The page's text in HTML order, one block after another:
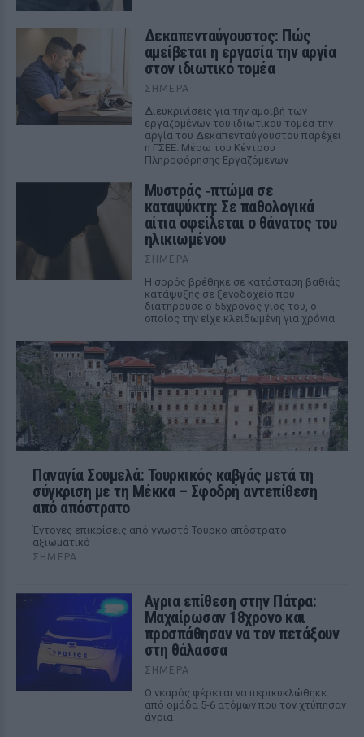
Δεκαπενταύγουστος: Πώς
αμείβεται η εργασία την αργία
στον ιδιωτικό τομέα
ΣΉΜΕΡΑ
Διευκρινίσεις για την αμοιβή των
εργαζομένων του ιδιωτικού τομέα την
αργία του Δεκαπενταύγουστου παρέχει
η ΓΣΕΕ. Μέσω του Κέντρου
Πληροφόρησης Εργαζόμενων
Μυστράς ‑πτώμα σε
καταψύκτη: Σε παθολογικά
αίτια οφείλεται ο θάνατος του
ηλικιωμένου
ΣΉΜΕΡΑ
Η σορός βρέθηκε σε κατάσταση βαθιάς
κατάψυξης σε ξενοδοχείο που
διατηρούσε ο 55χρονος γιος του, ο
οποίος την είχε κλειδωμένη για χρόνια.
Παναγία Σουμελά: Τουρκικός καβγάς μετά τη
σύγκριση με τη Μέκκα – Σφοδρή αντεπίθεση
από απόστρατο
Έντονες επικρίσεις από γνωστό Τούρκο απόστρατο
αξιωματικό
ΣΉΜΕΡΑ
Αγρια επίθεση στην Πάτρα:
Μαχαίρωσαν 18χρονο και
προσπάθησαν να τον πετάξουν
στη θάλασσα
ΣΉΜΕΡΑ
Ο νεαρός φέρεται να περικυκλώθηκε
από ομάδα 5-6 ατόμων που τον χτύπησαν
άγρια